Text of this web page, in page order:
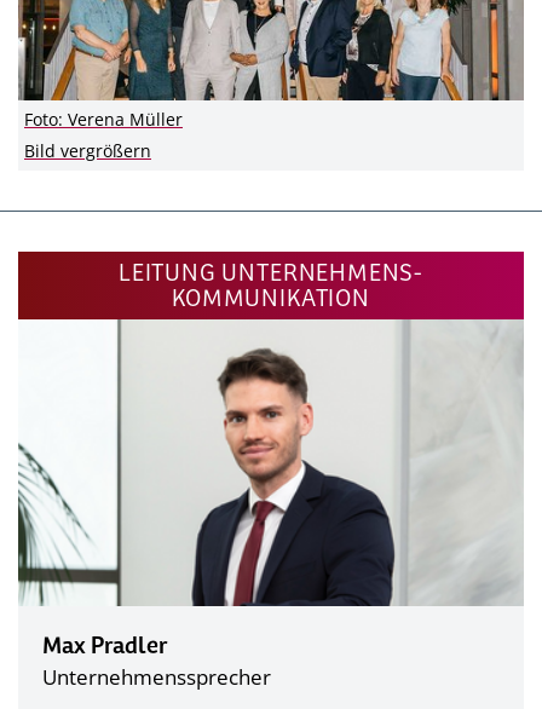
Foto: Verena Müller
Bild vergrößern
LEITUNG UNTERNEHMENS-
KOMMUNIKATION
Max Pradler
Unternehmenssprecher